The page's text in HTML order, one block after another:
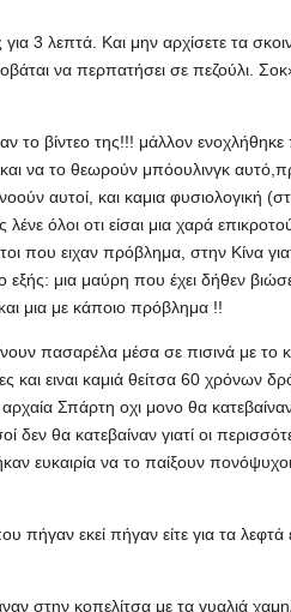
3 λεπτά. Και μην αρχίσετε τα
να περπατήσει σε πεζούλι.
το βίντεο της!!! μάλλον
να το θεωρούν μπόουλινγκ
αυτοί, και καμια φυσιολογική
όλοι οτι είσαι μια χαρά
ειχαν πρόβλημα, στην Κίνα
μια μαύρη που έχει δήθεν
μια με κάποιο πρόβλημα !!
πασαρέλα μέσα σε πισινά με το
και ειναι καμιά θείτσα 60 χρόνων
αρχαία Σπάρτη οχι μονο θα
δεν θα κατεβαίναν γιατί οι
ευκαιρία να το παίξουν
εκεί πήγαν είτε για τα λεφτά
στην κοπελίτσα με τα γυαλιά